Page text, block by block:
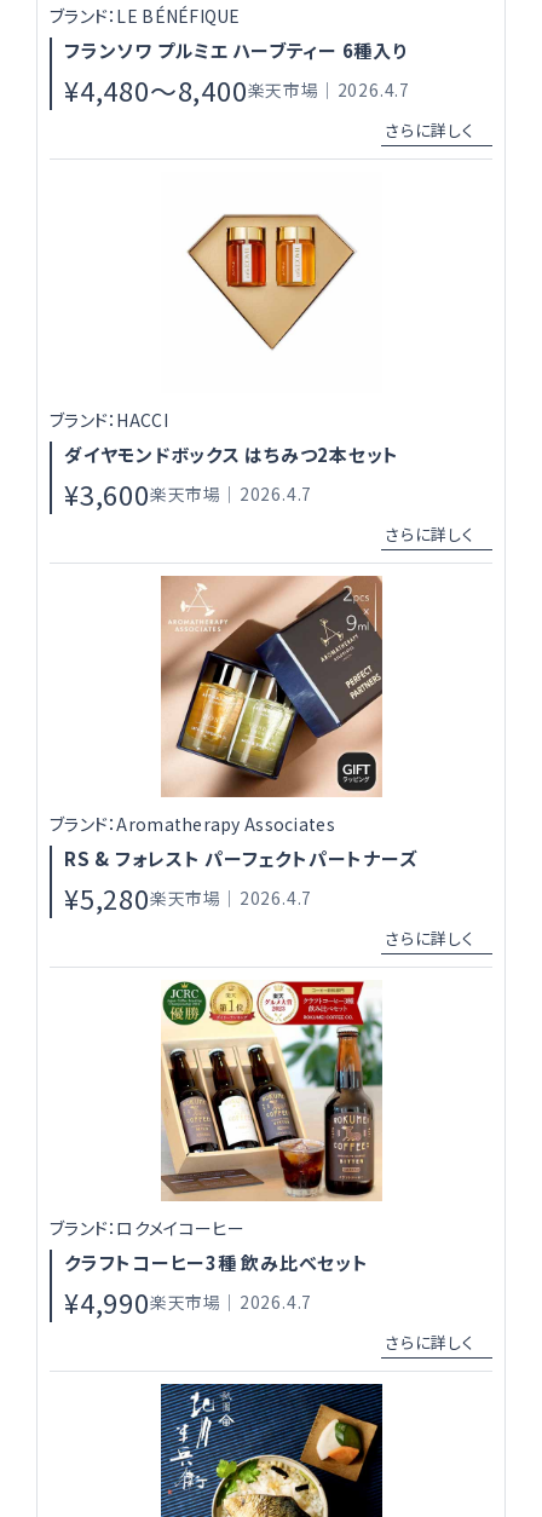
ブランド：LE BÉNÉFIQUE
フランソワ プルミエ ハーブティー 6種入り
¥4,480〜8,400楽天市場｜2026.4.7
ブランド：HACCI
ダイヤモンドボックス はちみつ2本セット
¥3,600楽天市場｜2026.4.7
ブランド：Aromatherapy Associates
RS & フォレスト パーフェクトパートナーズ
¥5,280楽天市場｜2026.4.7
ブランド：ロクメイコーヒー
クラフトコーヒー3種 飲み比べセット
¥4,990楽天市場｜2026.4.7